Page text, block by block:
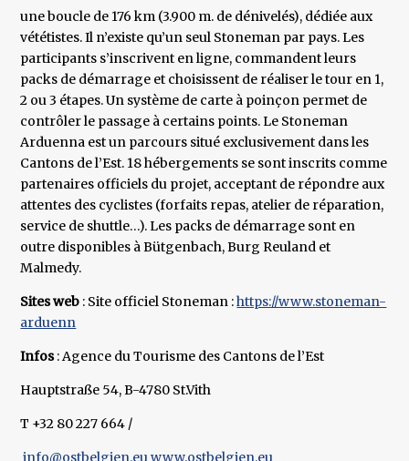
une boucle de 176 km (3.900 m. de dénivelés), dédiée aux
vététistes. Il n’existe qu’un seul Stoneman par pays. Les
participants s’inscrivent en ligne, commandent leurs
packs de démarrage et choisissent de réaliser le tour en 1,
2 ou 3 étapes. Un système de carte à poinçon permet de
contrôler le passage à certains points. Le Stoneman
Arduenna est un parcours situé exclusivement dans les
Cantons de l’Est. 18 hébergements se sont inscrits comme
partenaires officiels du projet, acceptant de répondre aux
attentes des cyclistes (forfaits repas, atelier de réparation,
service de shuttle…). Les packs de démarrage sont en
outre disponibles à Bütgenbach, Burg Reuland et
Malmedy.
Sites web : Site officiel Stoneman :https://www.stoneman-
arduenn
Infos: Agence du Tourisme des Cantons de l’Est
Hauptstraße 54, B-4780 St.Vith
T +32 80 227 664 /
info@ostbelgien.eu www.ostbelgien.eu